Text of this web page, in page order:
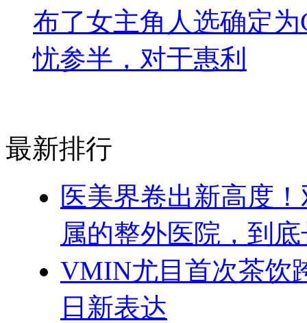
布了女主角人选确定
忧参半，对于惠利
最新排行
医美界卷出新高度
属的整外医院，到
VMIN尤目首次茶饮
日新表达